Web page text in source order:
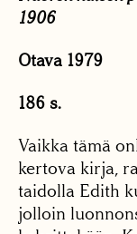
1906
Otava 1979
186 s.
Vaikka tämä
kertova kirja,
taidolla Edith
jolloin